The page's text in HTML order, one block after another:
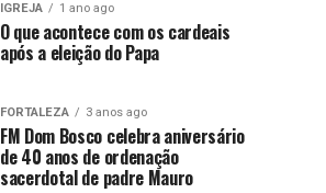
IGREJA 1 ano ago
O que acontece com os cardeais
após a eleição do Papa
FORTALEZA 3 anos ago
FM Dom Bosco celebra aniversário
de 40 anos de ordenação
sacerdotal de padre Mauro